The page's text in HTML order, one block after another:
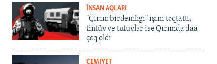
İNSAN AQLARI
"Qırım birdemligi" işini toqtattı,
tintüv ve tutuvlar ise Qırımda daa
çoq oldı
CEMİYET